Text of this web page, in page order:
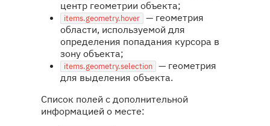
центр геометрии объекта;
items.geometry.hover — геометрия
области, используемой для
определения попадания курсора в
зону объекта;
items.geometry.selection — геометрия
для выделения объекта.
Список полей с дополнительной
информацией о месте: